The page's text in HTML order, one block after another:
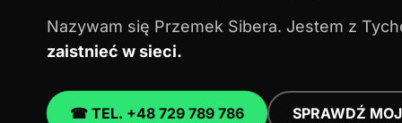
Nazywam się Przemek Sibera. Jestem z
zaistnieć w sieci.
☎ TEL. +48 729 789 786 SPRAWDŹ